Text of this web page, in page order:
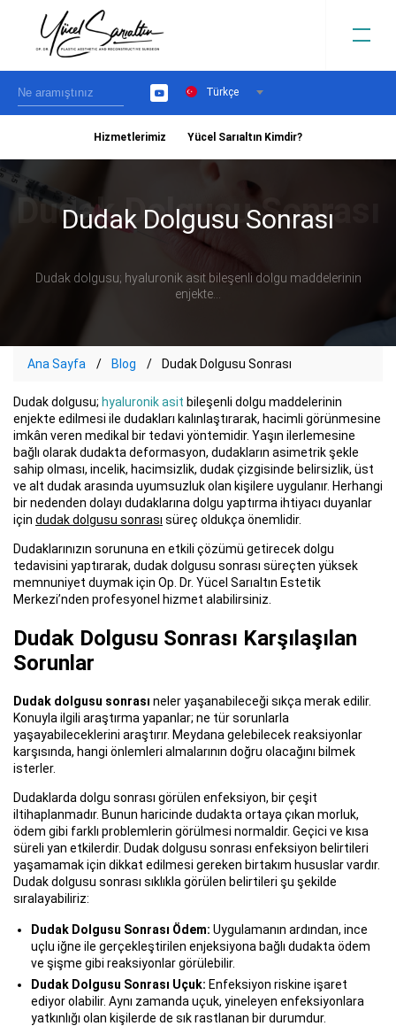
YouTubeTürkçe
Hizmetlerimiz Yücel Sarıaltın Kimdir?
Dudak Dolgusu Sonrası
Dudak dolgusu; hyaluronik asit bileşenli dolgu maddelerinin
enjekte...
Ana Sayfa Blog Dudak Dolgusu Sonrası
Dudak dolgusu; hyaluronik asit bileşenli dolgu maddelerinin
enjekte edilmesi ile dudakları kalınlaştırarak, hacimli görünmesine
imkân veren medikal bir tedavi yöntemidir. Yaşın ilerlemesine
bağlı olarak dudakta deformasyon, dudakların asimetrik şekle
sahip olması, incelik, hacimsizlik, dudak çizgisinde belirsizlik, üst
ve alt dudak arasında uyumsuzluk olan kişilere uygulanır. Herhangi
bir nedenden dolayı dudaklarına dolgu yaptırma ihtiyacı duyanlar
için dudak dolgusu sonrası süreç oldukça önemlidir.
Dudaklarınızın sorununa en etkili çözümü getirecek dolgu
tedavisini yaptırarak, dudak dolgusu sonrası süreçten yüksek
memnuniyet duymak için Op. Dr. Yücel Sarıaltın Estetik
Merkezi’nden profesyonel hizmet alabilirsiniz.
Dudak Dolgusu Sonrası Karşılaşılan
Sorunlar
Dudak dolgusu sonrası neler yaşanabileceği sıkça merak edilir.
Konuyla ilgili araştırma yapanlar; ne tür sorunlarla
yaşayabileceklerini araştırır. Meydana gelebilecek reaksiyonlar
karşısında, hangi önlemleri almalarının doğru olacağını bilmek
isterler.
Dudaklarda dolgu sonrası görülen enfeksiyon, bir çeşit
iltihaplanmadır. Bunun haricinde dudakta ortaya çıkan morluk,
ödem gibi farklı problemlerin görülmesi normaldir. Geçici ve kısa
süreli yan etkilerdir. Dudak dolgusu sonrası enfeksiyon belirtileri
yaşamamak için dikkat edilmesi gereken birtakım hususlar vardır.
Dudak dolgusu sonrası sıklıkla görülen belirtileri şu şekilde
sıralayabiliriz:
Dudak Dolgusu Sonrası Ödem: Uygulamanın ardından, ince
uçlu iğne ile gerçekleştirilen enjeksiyona bağlı dudakta ödem
ve şişme gibi reaksiyonlar görülebilir.
Dudak Dolgusu Sonrası Uçuk: Enfeksiyon riskine işaret
ediyor olabilir. Aynı zamanda uçuk, yineleyen enfeksiyonlara
yatkınlığı olan kişilerde de sık rastlanan bir durumdur.